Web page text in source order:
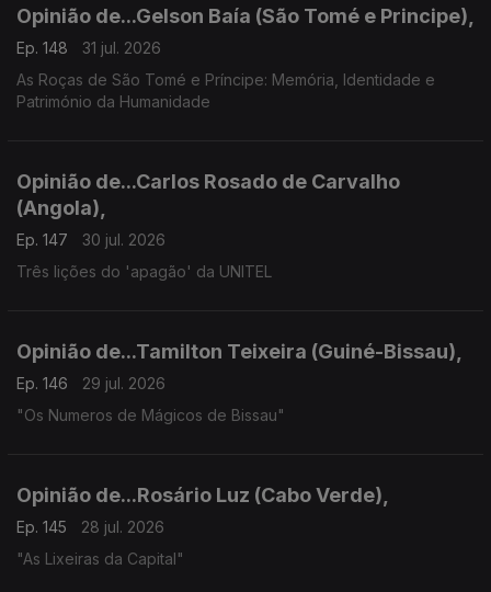
Opinião de...Gelson Baía (São Tomé e Principe),
Ep. 148
31 jul. 2026
As Roças de São Tomé e Príncipe: Memória, Identidade e
Património da Humanidade
Opinião de...Carlos Rosado de Carvalho
(Angola),
Ep. 147
30 jul. 2026
Três lições do 'apagão' da UNITEL
Opinião de...Tamilton Teixeira (Guiné-Bissau),
Ep. 146
29 jul. 2026
"Os Numeros de Mágicos de Bissau"
Opinião de...Rosário Luz (Cabo Verde),
Ep. 145
28 jul. 2026
"As Lixeiras da Capital"